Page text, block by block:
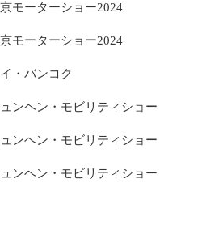
モーターショー2024
モーターショー2024
・バンコク
ンヘン・モビリティショー
ンヘン・モビリティショー
ンヘン・モビリティショー